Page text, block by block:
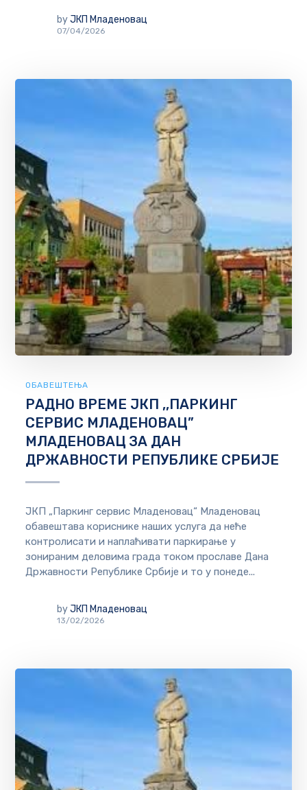
by ЈКП Младеновац
07/04/2026
ОБАВЕШТЕЊА
РАДНО ВРЕМЕ ЈКП ,,ПАРКИНГ
СЕРВИС МЛАДЕНОВАЦ”
МЛАДЕНОВАЦ ЗА ДАН
ДРЖАВНОСТИ РЕПУБЛИКЕ СРБИЈЕ
ЈКП „Паркинг сервис Младеновац“ Младеновац
обавештава кориснике наших услуга да неће
контролисати и наплаћивати паркирање у
зонираним деловима града током прославе Дана
Државности Републике Србије и то у понеде...
by ЈКП Младеновац
13/02/2026